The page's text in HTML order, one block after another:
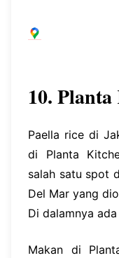
10.
Paella rice di
di Planta
salah satu spot
Del Mar yang
Di dalamnya
Makan di